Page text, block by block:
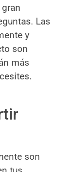
Las
y
son
más
son